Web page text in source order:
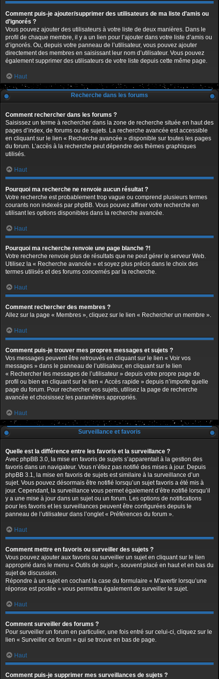
Comment puis-je ajouter/supprimer des utilisateurs de ma liste d’amis ou
d’ignorés ?
Vous pouvez ajouter des utilisateurs à votre liste de deux manières. Dans le
profil de chaque membre, il y a un lien pour l’ajouter dans votre liste d’amis ou
d’ignorés. Ou, depuis votre panneau de l’utilisateur, vous pouvez ajouter
directement des membres en saisissant leur nom d’utilisateur. Vous pouvez
également supprimer des utilisateurs de votre liste depuis cette même page.
Haut
Recherche dans les forums
Comment rechercher dans les forums ?
Saisissez un terme à rechercher dans la zone de recherche située en haut des
pages d’index, de forums ou de sujets. La recherche avancée est accessible
en cliquant sur le lien « Recherche avancée » disponible sur toutes les pages
du forum. L’accès à la recherche peut dépendre des thèmes graphiques
utilisés.
Haut
Pourquoi ma recherche ne renvoie aucun résultat ?
Votre recherche est probablement trop vague ou comprend plusieurs termes
courants non indexés par phpBB. Vous pouvez affiner votre recherche en
utilisant les options disponibles dans la recherche avancée.
Haut
Pourquoi ma recherche renvoie une page blanche ?!
Votre recherche renvoie plus de résultats que ne peut gérer le serveur Web.
Utilisez la « Recherche avancée » et soyez plus précis dans le choix des
termes utilisés et des forums concernés par la recherche.
Haut
Comment rechercher des membres ?
Allez sur la page « Membres », cliquez sur le lien « Rechercher un membre ».
Haut
Comment puis-je trouver mes propres messages et sujets ?
Vos messages peuvent être retrouvés en cliquant sur le lien « Voir vos
messages » dans le panneau de l’utilisateur, en cliquant sur le lien
« Rechercher les messages de l’utilisateur » depuis votre propre page de
profil ou bien en cliquant sur le lien « Accès rapide » depuis n’importe quelle
page du forum. Pour rechercher vos sujets, utilisez la page de recherche
avancée et choisissez les paramètres appropriés.
Haut
Surveillance et favoris
Quelle est la différence entre les favoris et la surveillance ?
Avec phpBB 3.0, la mise en favoris de sujets s’apparentait à la gestion des
favoris dans un navigateur. Vous n’étiez pas notifié des mises à jour. Depuis
phpBB 3.1, la mise en favoris de sujets est similaire à la surveillance d’un
sujet. Vous pouvez désormais être notifié lorsqu’un sujet favoris a été mis à
jour. Cependant, la surveillance vous permet également d’être notifié lorsqu’il
y a une mise à jour dans un sujet ou un forum. Les options de notifications
pour les favoris et les surveillances peuvent être configurées depuis le
panneau de l’utilisateur dans l’onglet « Préférences du forum ».
Haut
Comment mettre en favoris ou surveiller des sujets ?
Vous pouvez ajouter aux favoris ou surveiller un sujet en cliquant sur le lien
approprié dans le menu « Outils de sujet », souvent placé en haut et en bas du
sujet de discussion.
Répondre à un sujet en cochant la case du formulaire « M’avertir lorsqu’une
réponse est postée » vous permettra également de surveiller le sujet.
Haut
Comment surveiller des forums ?
Pour surveiller un forum en particulier, une fois entré sur celui-ci, cliquez sur le
lien « Surveiller ce forum » qui se trouve en bas de page.
Haut
Comment puis-je supprimer mes surveillances de sujets ?